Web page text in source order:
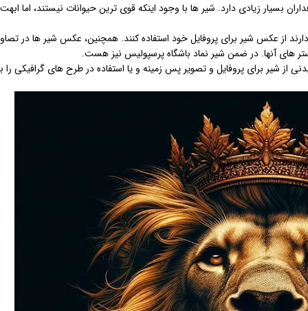
بسیار زیادی دارد. شیر ها با وجود اینکه قوی ترین حیوانات نیستند، اما
از عکس شیر برای پروفایل خود استفاده کنند. همچنین، عکس شیر ها در
های آنها. در ضمن شیر نماد باشگاه پرسپولیس نیز هست.
از شیر برای پروفایل و تصویر پس زمینه و یا استفاده در طرح های گرافیکی را